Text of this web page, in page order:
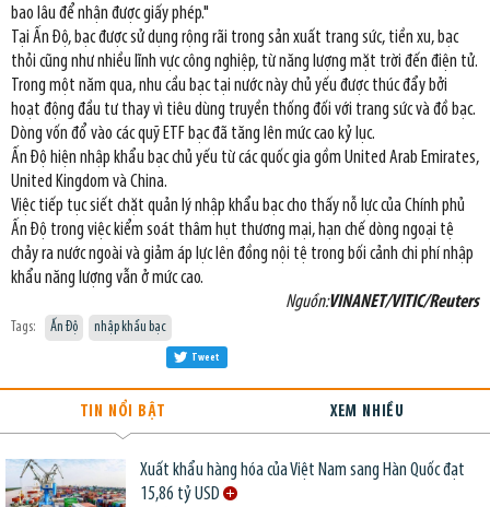
bao lâu để nhận được giấy phép."
Tại Ấn Độ, bạc được sử dụng rộng rãi trong sản xuất trang sức, tiền xu, bạc
thỏi cũng như nhiều lĩnh vực công nghiệp, từ năng lượng mặt trời đến điện tử.
Trong một năm qua, nhu cầu bạc tại nước này chủ yếu được thúc đẩy bởi
hoạt động đầu tư thay vì tiêu dùng truyền thống đối với trang sức và đồ bạc.
Dòng vốn đổ vào các quỹ ETF bạc đã tăng lên mức cao kỷ lục.
Ấn Độ hiện nhập khẩu bạc chủ yếu từ các quốc gia gồm United Arab Emirates,
United Kingdom và China.
Việc tiếp tục siết chặt quản lý nhập khẩu bạc cho thấy nỗ lực của Chính phủ
Ấn Độ trong việc kiểm soát thâm hụt thương mại, hạn chế dòng ngoại tệ
chảy ra nước ngoài và giảm áp lực lên đồng nội tệ trong bối cảnh chi phí nhập
khẩu năng lượng vẫn ở mức cao.
Nguồn:VINANET/VITIC/Reuters
Tags: Ấn Độ nhập khẩu bạc
Tweet
TIN NỔI BẬT XEM NHIỀU
Xuất khẩu hàng hóa của Việt Nam sang Hàn Quốc đạt
15,86 tỷ USD